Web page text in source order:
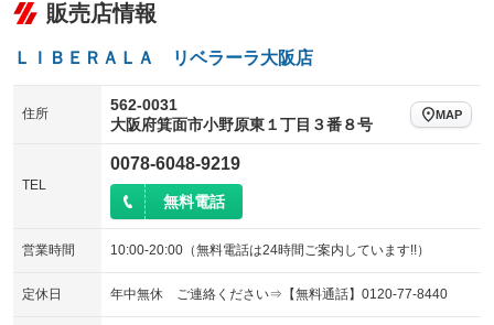
販売店情報
ＬＩＢＥＲＡＬＡ リベラーラ大阪店
住所
562-0031
大阪府箕面市小野原東１丁目３番８号
MAP
TEL
0078-6048-9219
無料電話
営業時間 10:00-20:00（無料電話は24時間ご案内しています!!）
定休日 年中無休 ご連絡ください⇒【無料通話】0120-77-8440